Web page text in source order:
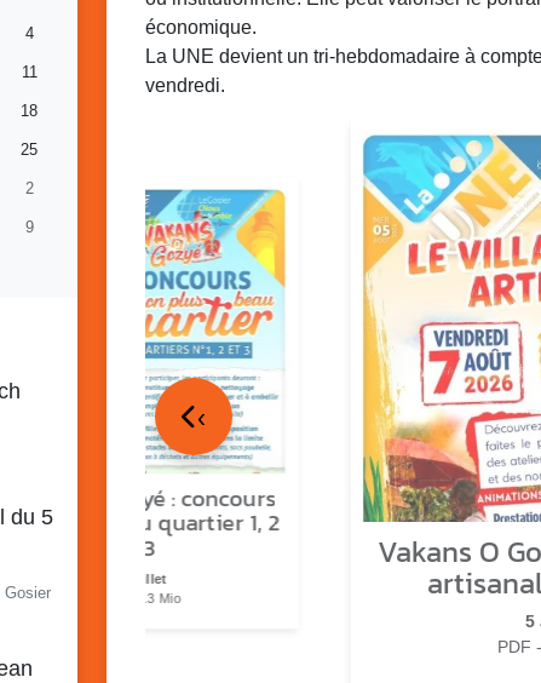
4
11
18
25
2
9
du 5
Gosier
économique.
La UNE devient un tri-hebdomadaire à
vendredi.
Vakans o Gozyé : concours
plus beau quartier 1, 2
& 3
17 juillet
PDF - 1.3 Mio
Vakans O
5
PDF
‹